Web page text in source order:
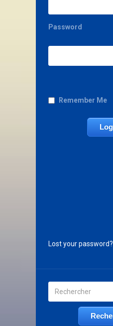
Password
Remember Me
Lost your password?